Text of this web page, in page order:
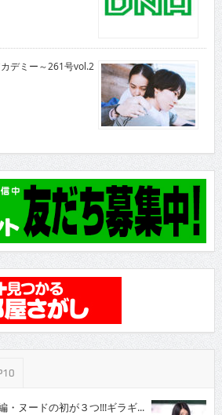
デミー～261号vol.2
ヌードの初が３つ!!!ギラギ...